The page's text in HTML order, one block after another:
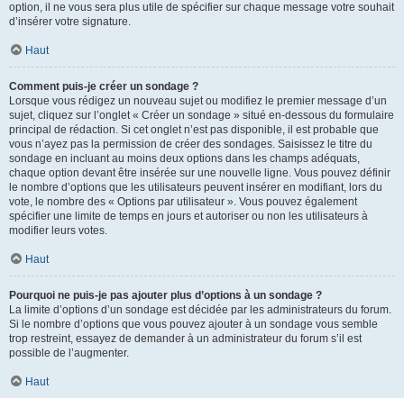
option, il ne vous sera plus utile de spécifier sur chaque message votre souhait
d’insérer votre signature.
Haut
Comment puis-je créer un sondage ?
Lorsque vous rédigez un nouveau sujet ou modifiez le premier message d’un
sujet, cliquez sur l’onglet « Créer un sondage » situé en-dessous du formulaire
principal de rédaction. Si cet onglet n’est pas disponible, il est probable que
vous n’ayez pas la permission de créer des sondages. Saisissez le titre du
sondage en incluant au moins deux options dans les champs adéquats,
chaque option devant être insérée sur une nouvelle ligne. Vous pouvez définir
le nombre d’options que les utilisateurs peuvent insérer en modifiant, lors du
vote, le nombre des « Options par utilisateur ». Vous pouvez également
spécifier une limite de temps en jours et autoriser ou non les utilisateurs à
modifier leurs votes.
Haut
Pourquoi ne puis-je pas ajouter plus d’options à un sondage ?
La limite d’options d’un sondage est décidée par les administrateurs du forum.
Si le nombre d’options que vous pouvez ajouter à un sondage vous semble
trop restreint, essayez de demander à un administrateur du forum s’il est
possible de l’augmenter.
Haut